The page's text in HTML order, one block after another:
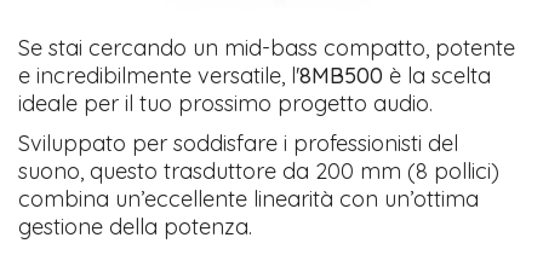
Se stai cercando un mid-bass compatto, potente
e incredibilmente versatile, l'8MB500 è la scelta
ideale per il tuo prossimo progetto audio.
​Sviluppato per soddisfare i professionisti del
suono, questo trasduttore da 200 mm (8 pollici)
combina un’eccellente linearità con un’ottima
gestione della potenza.